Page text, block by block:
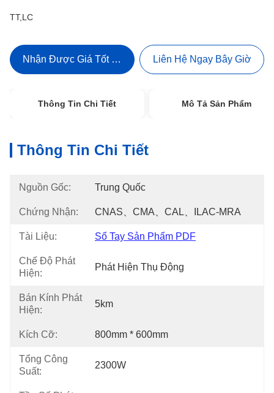
TT,LC
Nhận Được Giá Tốt Nhất Liên Hệ Ngay Bây Giờ
Thông Tin Chi Tiết Mô Tả Sản Phẩm
Thông Tin Chi Tiết
Nguồn Gốc: Trung Quốc
Chứng Nhận: CNAS、CMA、CAL、ILAC-MRA
Tài Liệu: Sổ Tay Sản Phẩm PDF
Chế Độ Phát
Hiện:
Phát Hiện Thụ Động
Bán Kính Phát
Hiện:
5km
Kích Cỡ: 800mm * 600mm
Tổng Công
Suất:
2300W